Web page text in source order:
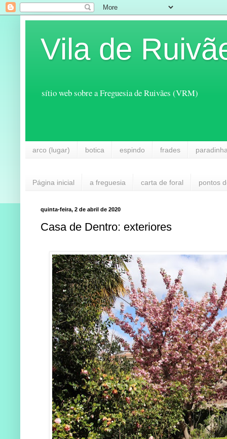
Vila de
sítio web sobre a Freguesia de Ruivães (VRM)
arco (lugar) botica espindo frades
Página inicial a freguesia carta de foral pontos
quinta-feira, 2 de abril de 2020
Casa de Dentro: exteriores